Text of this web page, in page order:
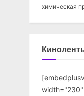
химическая
width="230"